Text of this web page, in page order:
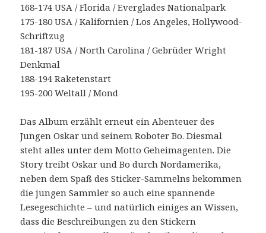
168-174 USA / Florida / Everglades Nationalpark
175-180 USA / Kalifornien / Los Angeles, Hollywood-
Schriftzug
181-187 USA / North Carolina / Gebrüder Wright
Denkmal
188-194 Raketenstart
195-200 Weltall / Mond
Das Album erzählt erneut ein Abenteuer des
Jungen Oskar und seinem Roboter Bo. Diesmal
steht alles unter dem Motto Geheimagenten. Die
Story treibt Oskar und Bo durch Nordamerika,
neben dem Spaß des Sticker-Sammelns bekommen
die jungen Sammler so auch eine spannende
Lesegeschichte – und natürlich einiges an Wissen,
dass die Beschreibungen zu den Stickern